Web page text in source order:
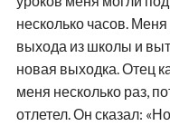
несколько часов.
выхода из школы и
новая выходка. Отец
меня несколько раз,
отлетел. Он сказал: